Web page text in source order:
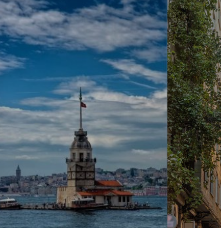
پس از پیاده‌روی و خرید.
بیشتر در طول سفر اهمیت می‌دهند، گزینه‌ای مناسب محسوب می‌شود.
محدودیت زمانی امور اقامتی خود را انجام دهند.
هتل، ارتباط و برنامه‌ریزی سفر را ساده‌تر می‌کند.
یا بعد از تخلیه اتاق، با خیال راحت در شهر تردد کنند.